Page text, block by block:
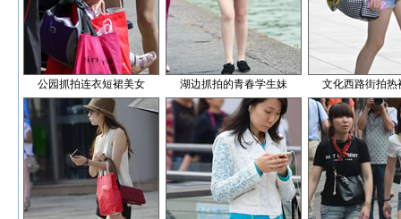
公园抓拍连衣短裙美女 湖边抓拍的青春学生妹 文化西路街拍热